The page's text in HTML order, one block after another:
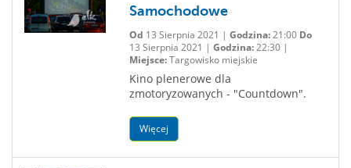
Samochodowe
Od 13 Sierpnia 2021 | Godzina:21:00 Do
13 Sierpnia 2021 | Godzina:22:30 |
Miejsce:Targowisko miejskie
Kino plenerowe dla
zmotoryzowanych - "Countdown".
Więcej